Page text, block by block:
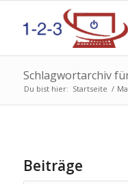
Schlagwortarchiv
Du bist hier: Startseite /
Beiträge